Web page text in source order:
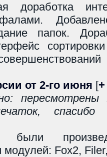
доработка
папок.
от 2-го июня [
были
модулей: Fox2,